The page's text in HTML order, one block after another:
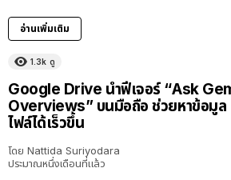
อ่านเพิ่มเติม
1.3k ดู
Google Drive นำฟีเจอร์ “Ask
Overviews” บนมือถือ ช่วยหาข้อมูล
ไฟล์ได้เร็วขึ้น
โดย Nattida Suriyodara
ประมาณหนึ่งเดือนที่แล้ว